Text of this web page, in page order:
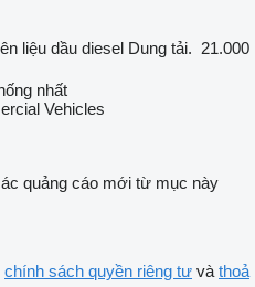
liệu dầu diesel Dung tải. 21.000
nhất
Vehicles
quảng cáo mới từ mục này
chính sách quyền riêng tư và thoả